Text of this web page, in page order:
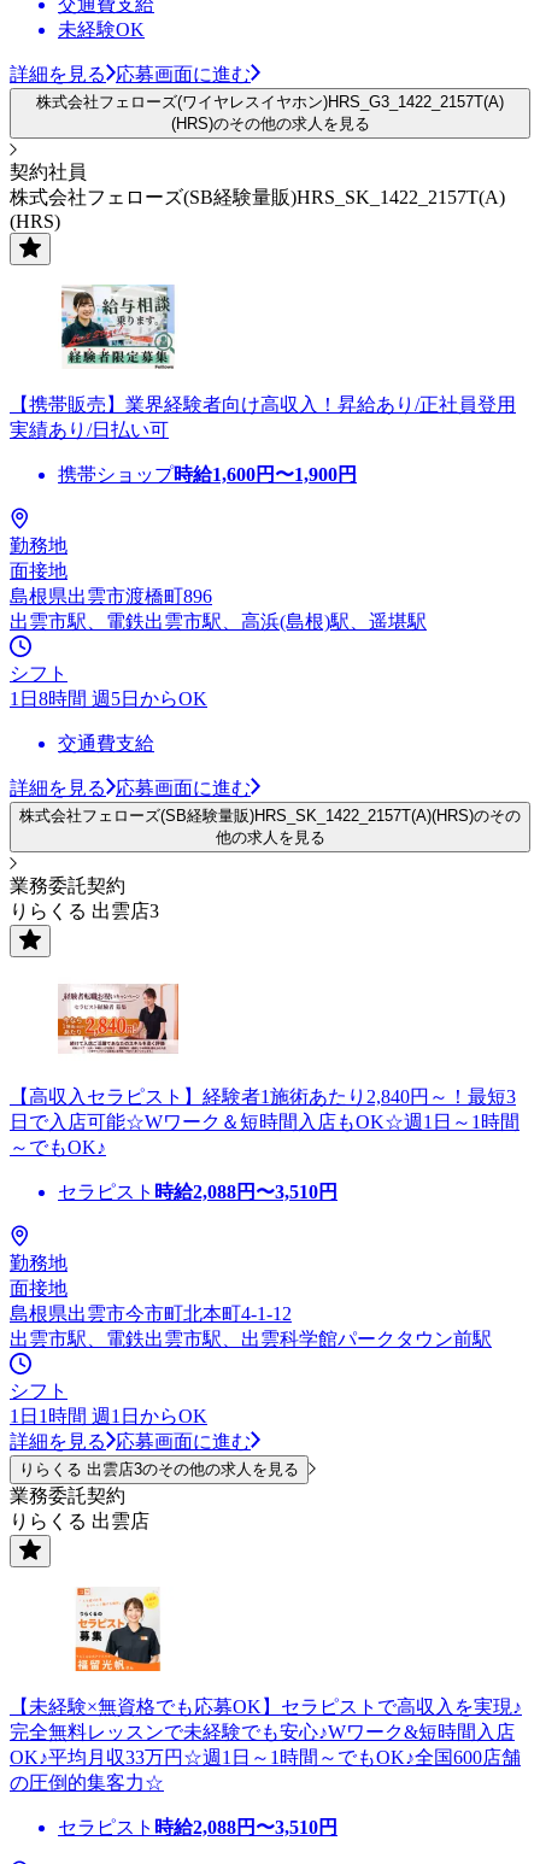
未経験OK
詳細を見る 応募画面に進む
株式会社フェローズ(ワイヤレスイヤホン)HRS_G3_1422_2157T(A)
(HRS)のその他の求人を見る
契約社員
株式会社フェローズ(SB経験量販)HRS_SK_1422_2157T(A)
(HRS)
【携帯販売】業界経験者向け高収入！昇給あり/正社員登用
実績あり/日払い可
携帯ショップ時給1,600円〜1,900円
勤務地
面接地
島根県出雲市渡橋町896
出雲市駅、電鉄出雲市駅、高浜(島根)駅、遥堪駅
シフト
1日8時間 週5日からOK
交通費支給
詳細を見る 応募画面に進む
株式会社フェローズ(SB経験量販)HRS_SK_1422_2157T(A)(HRS)のその
他の求人を見る
業務委託契約
りらくる 出雲店3
【高収入セラピスト】経験者1施術あたり2,840円～！最短3
日で入店可能☆Wワーク＆短時間入店もOK☆週1日～1時間
～でもOK♪
セラピスト 時給2,088円〜3,510円
勤務地
面接地
島根県出雲市今市町北本町4-1-12
出雲市駅、電鉄出雲市駅、出雲科学館パークタウン前駅
シフト
1日1時間 週1日からOK
詳細を見る
応募画面に進む
りらくる 出雲店3のその他の求人を見る
業務委託契約
りらくる 出雲店
【未経験×無資格でも応募OK】セラピストで高収入を実現♪
完全無料レッスンで未経験でも安心♪Wワーク&短時間入店
OK♪平均月収33万円☆週1日～1時間～でもOK♪全国600店舗
の圧倒的集客力☆
セラピスト 時給2,088円〜3,510円